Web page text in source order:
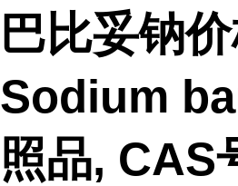
巴比妥钠
Sodium
照品, CAS